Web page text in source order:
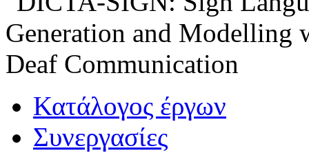
Κατάλογος έργων
Συνεργασίες